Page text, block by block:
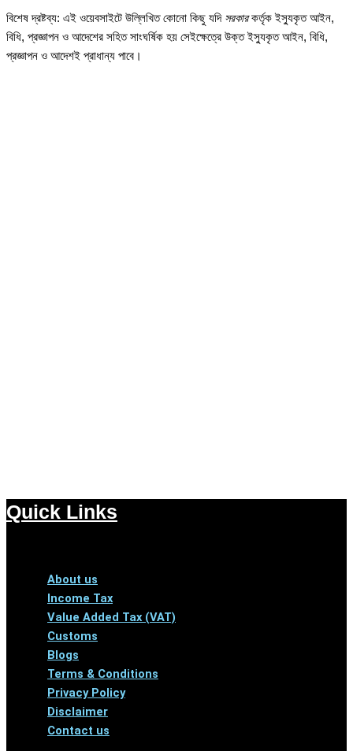
বিশেষ দ্রষ্টব্য: এই ওয়েবসাইটে উল্লিখিত কোনো কিছু যদি সরকারকর্তৃক ইস্যুকৃত আইন,
বিধি, প্রজ্ঞাপন ও আদেশের সহিত সাংঘর্ষিক হয় সেইক্ষেত্রে উক্ত ইস্যুকৃত আইন, বিধি,
প্রজ্ঞাপন ও আদেশই প্রাধান্য পাবে।
Quick Links
About us
Income Tax
Value Added Tax (VAT)
Customs
Blogs
Terms & Conditions
Privacy Policy
Disclaimer
Contact us